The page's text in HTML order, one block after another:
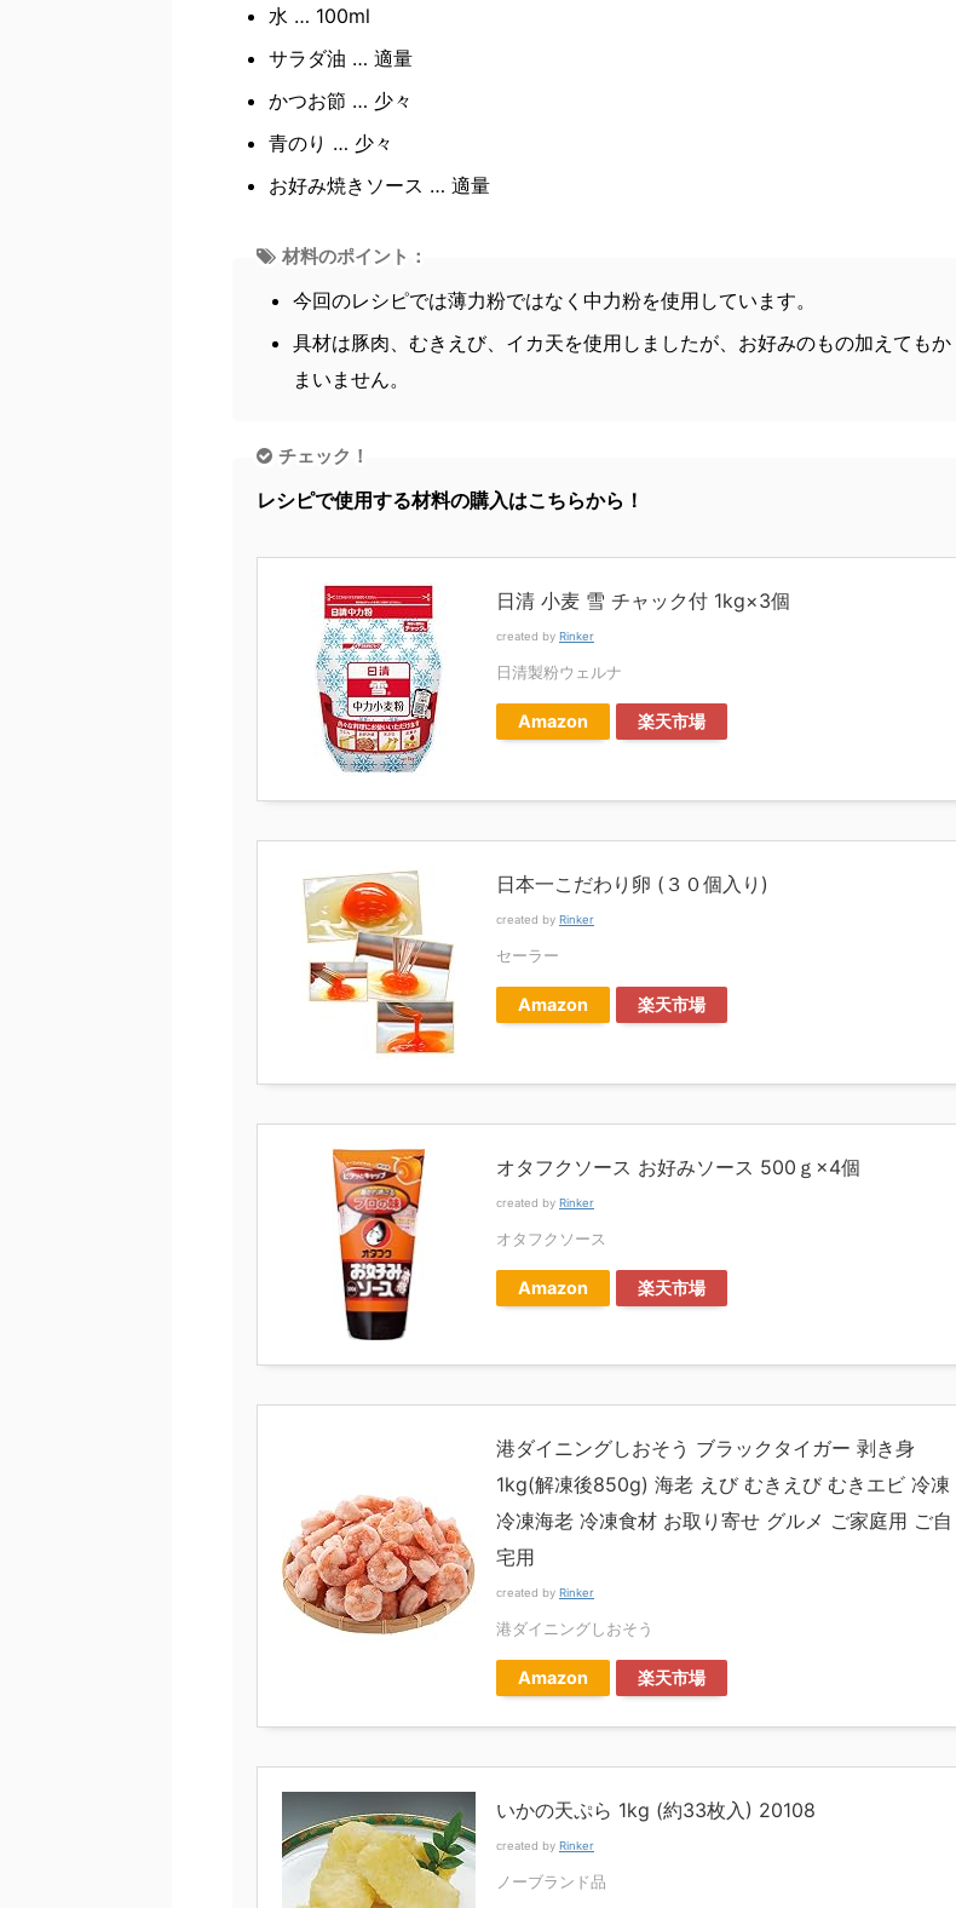
水 … 100ml
サラダ油 … 適量
かつお節 … 少々
青のり … 少々
お好み焼きソース … 適量
材料のポイント：
今回のレシピでは薄力粉ではなく中力粉を使用しています。
具材は豚肉、むきえび、イカ天を使用しましたが、お好みのもの加えてもか
まいません。
チェック！
レシピで使用する材料の購入はこちらから！
日清 小麦 雪 チャック付 1kg×3個
created by Rinker
日清製粉ウェルナ
Amazon 楽天市場
日本一こだわり卵 (３０個入り)
created by Rinker
セーラー
Amazon 楽天市場
オタフクソース お好みソース 500ｇ×4個
created by Rinker
オタフクソース
Amazon 楽天市場
港ダイニングしおそう ブラックタイガー 剥き身
1kg(解凍後850g) 海老 えび むきえび むきエビ 冷凍
冷凍海老 冷凍食材 お取り寄せ グルメ ご家庭用 ご自
宅用
created by Rinker
港ダイニングしおそう
Amazon 楽天市場
いかの天ぷら 1kg (約33枚入) 20108
created by Rinker
ノーブランド品